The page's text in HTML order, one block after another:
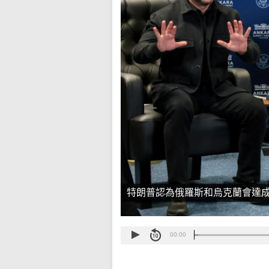
特朗普認為俄羅斯和烏克蘭會達
00:00